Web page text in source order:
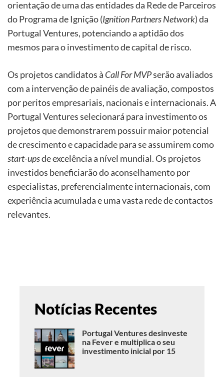
orientação de uma das entidades da Rede de Parceiros
do Programa de Ignição (Ignition Partners Network) da
Portugal Ventures, potenciando a aptidão dos
mesmos para o investimento de capital de risco.
Os projetos candidatos à Call For MVPserão avaliados
com a intervenção de painéis de avaliação, compostos
por peritos empresariais, nacionais e internacionais. A
Portugal Ventures selecionará para investimento os
projetos que demonstrarem possuir maior potencial
de crescimento e capacidade para se assumirem como
start-upsde excelência a nível mundial. Os projetos
investidos beneficiarão do aconselhamento por
especialistas, preferencialmente internacionais, com
experiência acumulada e uma vasta rede de contactos
relevantes.
Notícias Recentes
Portugal Ventures desinveste
na Fever e multiplica o seu
investimento inicial por 15